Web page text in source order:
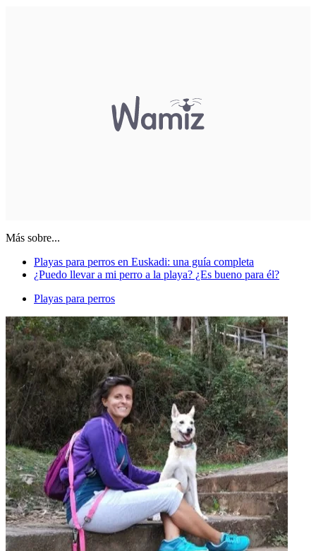
Más sobre...
Playas para perros en Euskadi: una guía completa
¿Puedo llevar a mi perro a la playa? ¿Es bueno para él?
Playas para perros